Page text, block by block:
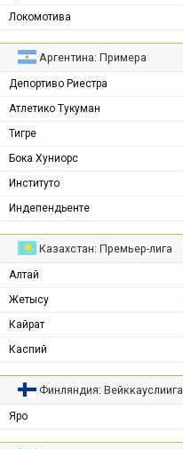
Локомотива
Аргентина: Примера
Депортиво Риестра
Атлетико Тукуман
Тигре
Бока Хуниорс
Институто
Индепендьенте
Казахстан: Премьер-лига
Алтай
Жетысу
Кайрат
Каспий
Финляндия: Вейккауслиига
Яро